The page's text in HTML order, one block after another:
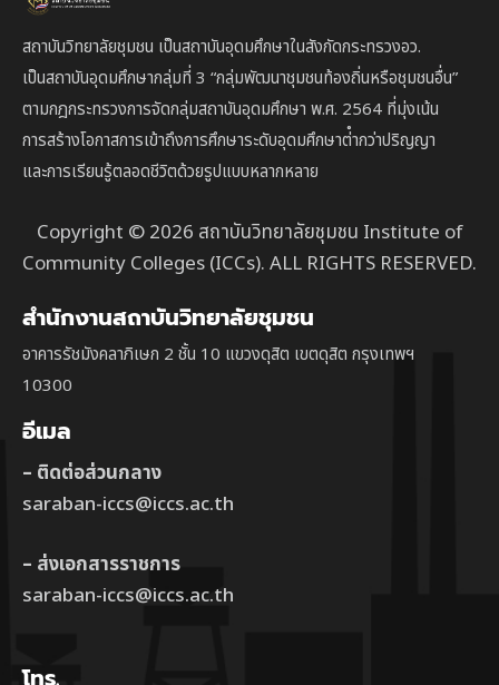
สถาบันวิทยาลัยชุมชน เป็นสถาบันอุดมศึกษาในสังกัดกระทรวงอว.
เป็นสถาบันอุดมศึกษากลุ่มที่ 3 “กลุ่มพัฒนาชุมชนท้องถิ่นหรือชุมชนอื่น”
ตามกฎกระทรวงการจัดกลุ่มสถาบันอุดมศึกษา พ.ศ. 2564 ที่มุ่งเน้น
การสร้างโอกาสการเข้าถึงการศึกษาระดับอุดมศึกษาต่ํากว่าปริญญา
และการเรียนรู้ตลอดชีวิตด้วยรูปแบบหลากหลาย
Copyright © 2026 สถาบันวิทยาลัยชุมชน Institute of
Community Colleges (ICCs). ALL RIGHTS RESERVED.
สำนักงานสถาบันวิทยาลัยชุมชน
อาคารรัชมังคลาภิเษก 2 ชั้น 10 แขวงดุสิต เขตดุสิต กรุงเทพฯ
10300
อีเมล
– ติดต่อส่วนกลาง
saraban-iccs@iccs.ac.th
– ส่งเอกสารราชการ
saraban-iccs@iccs.ac.th
โทร.